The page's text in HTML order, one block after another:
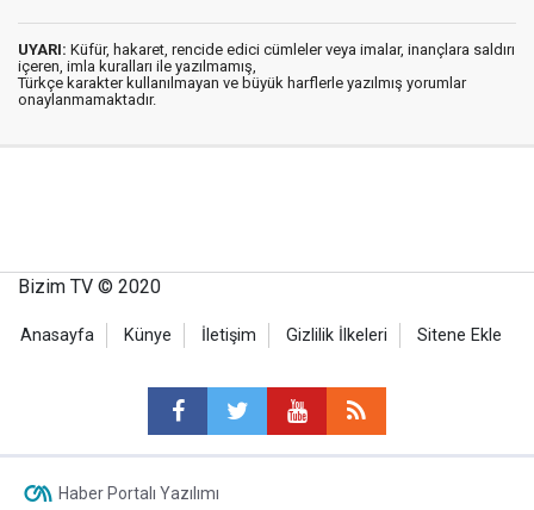
UYARI: Küfür, hakaret, rencide edici cümleler veya imalar, inançlara saldırı
içeren, imla kuralları ile yazılmamış,
Türkçe karakter kullanılmayan ve büyük harflerle yazılmış yorumlar
onaylanmamaktadır.
Bizim TV © 2020
Anasayfa Künye İletişim Gizlilik İlkeleri Sitene Ekle
Haber Portalı Yazılımı